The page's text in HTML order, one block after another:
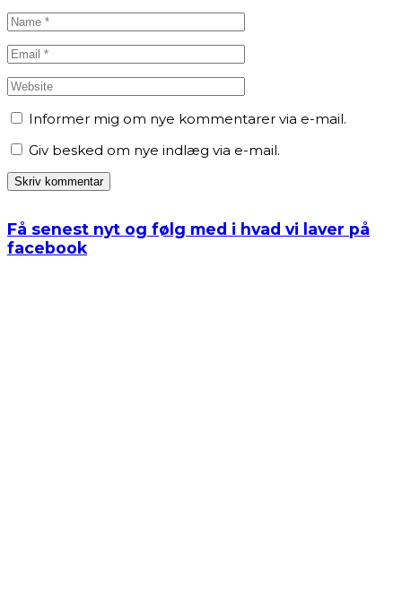
Informer mig om nye kommentarer via e-mail.
Giv besked om nye indlæg via e-mail.
Få senest nyt og følg med i hvad vi laver på
facebook